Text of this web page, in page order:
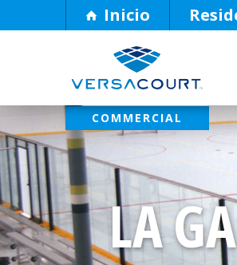
to
Inicio
LA